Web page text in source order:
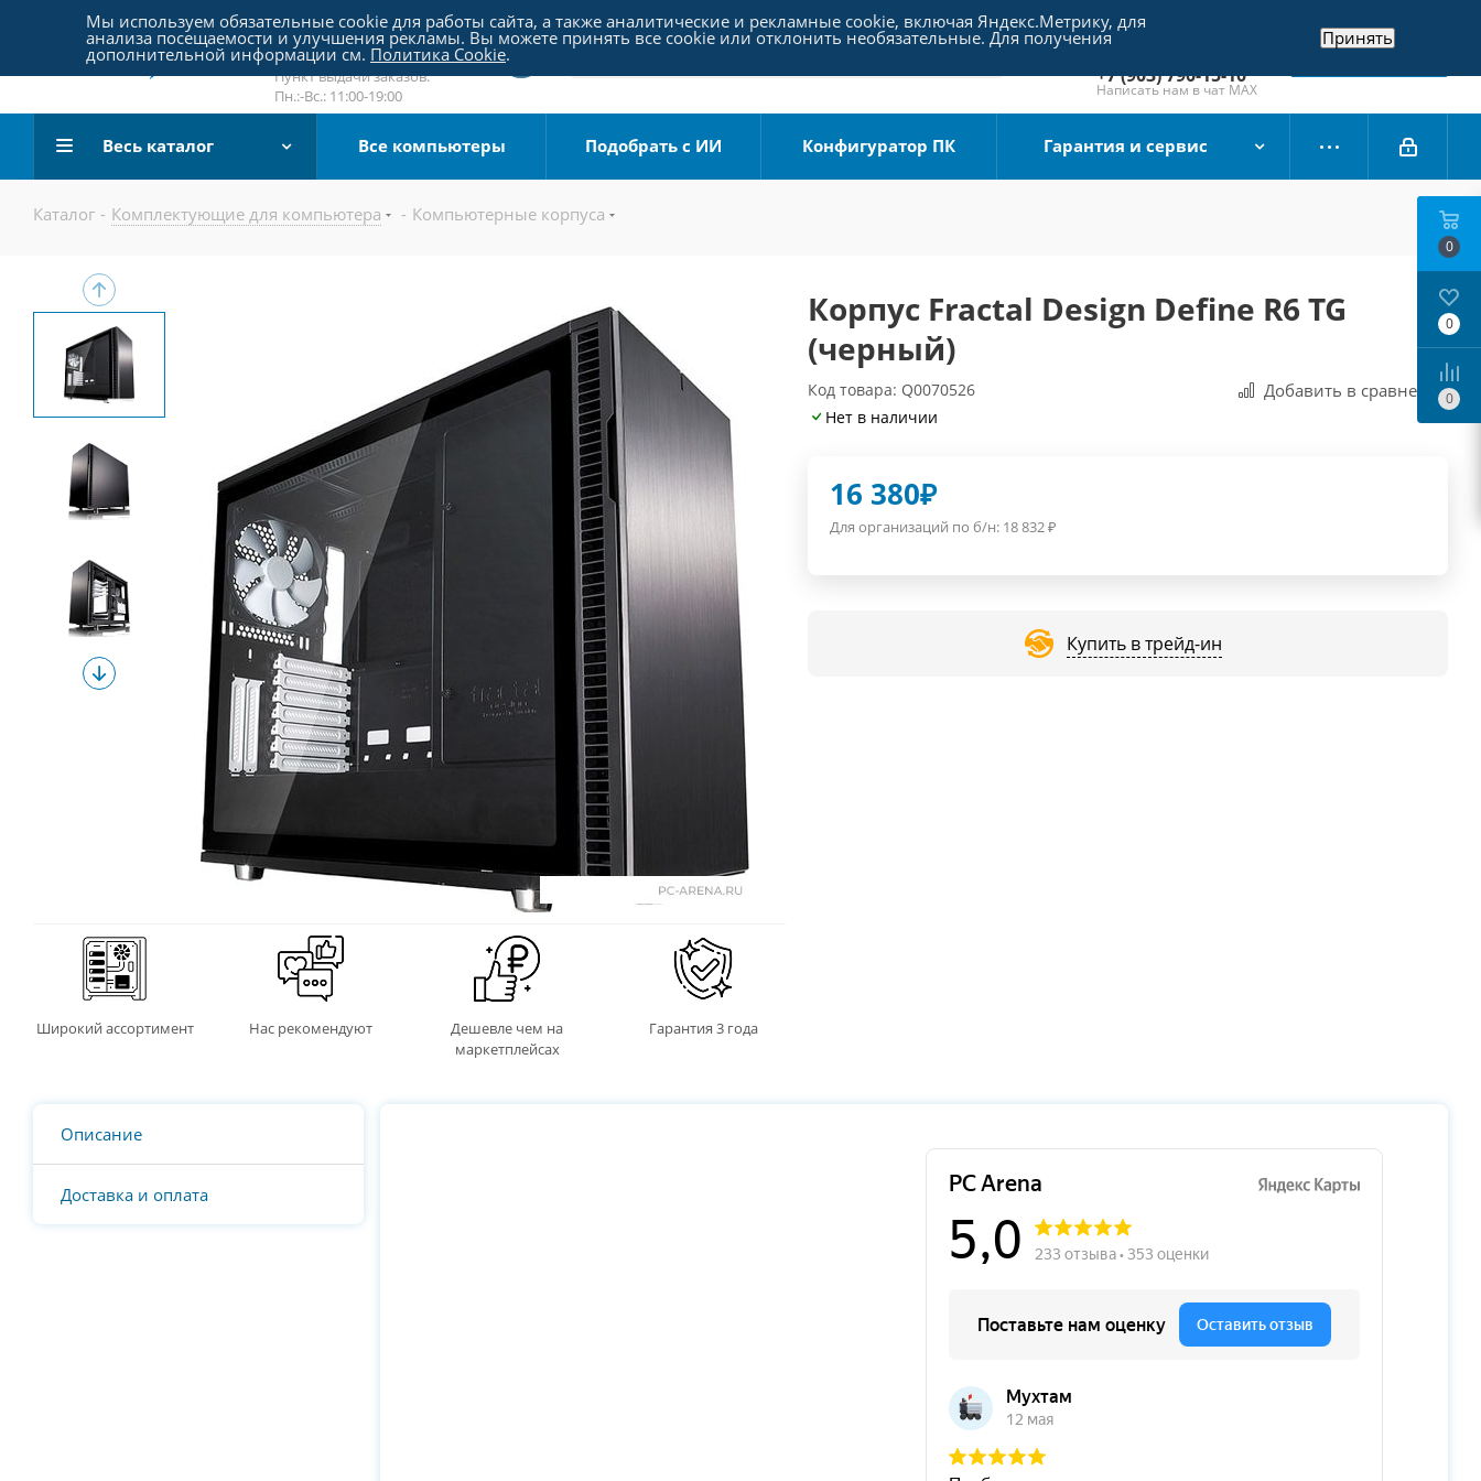
Пятницкое шоссе 18, пав. 267
email:sale@pc-arena.ru
Пн.:-Вс.: 10:00-20:00
Пункт выдачи заказов:
Пн.:-Вс.: 11:00-19:00
+7 (495) 790-15-10
Отдел продаж
+7 (903) 790-15-10
Написать нам в чат MAX
Заказать звонок
Весь каталог Все компьютеры Подобрать с ИИ Конфигуратор ПК Гарантия и сервис
Каталог - Комплектующие для компьютера - Компьютерные корпуса
Широкий ассортимент Нас рекомендуют
Дешевле чем на
маркетплейсах
Гарантия 3 года
Корпус Fractal Design Define R6 TG
(черный)
Код товара: Q0070526 Добавить в сравнения
Нет в наличии
16 380₽
Для организаций по б/н: 18 832₽
Купить в трейд-ин
Описание
Доставка и оплата
0
0
0
Мы используем обязательные cookie для работы сайта, а также аналитические и рекламные cookie, включая Яндекс.Метрику, для
анализа посещаемости и улучшения рекламы. Вы можете принять все cookie или отклонить необязательные. Для получения
дополнительной информации см. Политика Cookie.
Принять